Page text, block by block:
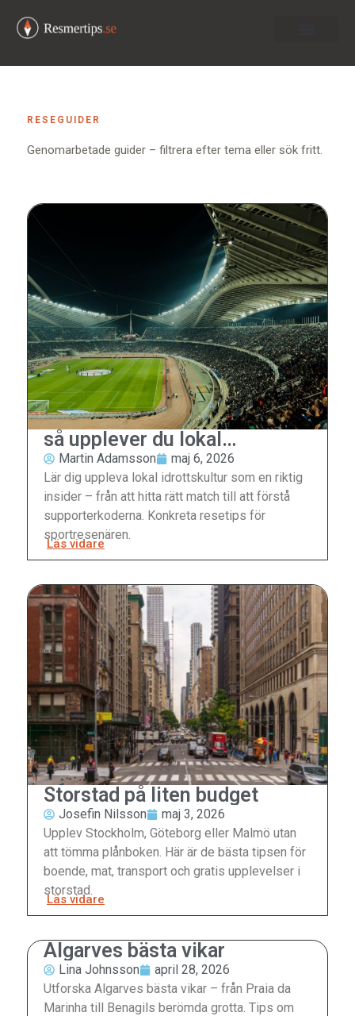
RESEGUIDER
Genomarbetade guider – filtrera efter tema eller sök fritt.
så upplever du lokal
idrottskultur som ett proffs
Martin Adamsson
maj 6, 2026
Lär dig uppleva lokal idrottskultur som en riktig
insider – från att hitta rätt match till att förstå
supporterkoderna. Konkreta resetips för
sportresenären.
Läs vidare
Storstad på liten budget
Josefin Nilsson
maj 3, 2026
Upplev Stockholm, Göteborg eller Malmö utan
att tömma plånboken. Här är de bästa tipsen för
boende, mat, transport och gratis upplevelser i
storstad.
Läs vidare
Algarves bästa vikar
Lina Johnsson
april 28, 2026
Utforska Algarves bästa vikar – från Praia da
Marinha till Benagils berömda grotta. Tips om